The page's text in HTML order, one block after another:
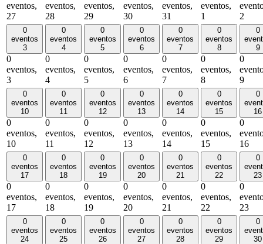
eventos,
27
eventos,
28
eventos,
29
eventos,
30
eventos,
31
eventos,
1
2
0
eventos
3
0
eventos,
3
0
eventos
4
0
eventos,
4
0
eventos
5
0
eventos,
5
0
eventos
6
0
eventos,
6
0
eventos
7
0
eventos,
7
0
eventos
8
0
eventos,
8
0
9
0
9
0
eventos
10
0
eventos,
10
0
eventos
11
0
eventos,
11
0
eventos
12
0
eventos,
12
0
eventos
13
0
eventos,
13
0
eventos
14
0
eventos,
14
0
eventos
15
0
eventos,
15
0
16
0
16
0
eventos
17
0
eventos,
17
0
eventos
18
0
eventos,
18
0
eventos
19
0
eventos,
19
0
eventos
20
0
eventos,
20
0
eventos
21
0
eventos,
21
0
eventos
22
0
eventos,
22
0
23
0
23
0
eventos
24
0
eventos
25
0
eventos
26
0
eventos
27
0
eventos
28
0
eventos
29
0
30